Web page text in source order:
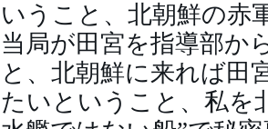
いうこと、北朝鮮の赤
当局が田宮を指導部か
と、北朝鮮に来れば田
たいということ、私を